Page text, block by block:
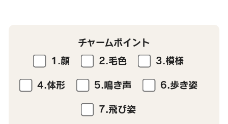
チャームポイント
1.顔
2.毛色 3.模様
4.体形 5.鳴き声 6.歩き姿
7.飛び姿